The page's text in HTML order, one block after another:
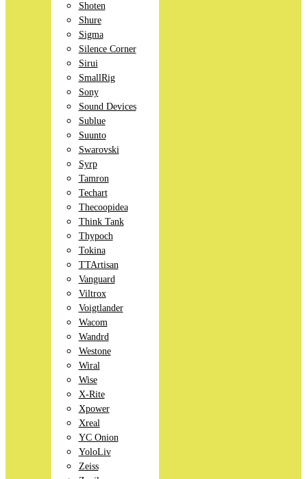
Shoten
Shure
Sigma
Silence Corner
Sirui
SmallRig
Sony
Sound Devices
Sublue
Suunto
Swarovski
Syrp
Tamron
Techart
Thecoopidea
Think Tank
Thypoch
Tokina
TTArtisan
Vanguard
Viltrox
Voigtlander
Wacom
Wandrd
Westone
Wiral
Wise
X-Rite
Xpower
Xreal
YC Onion
YoloLiv
Zeiss